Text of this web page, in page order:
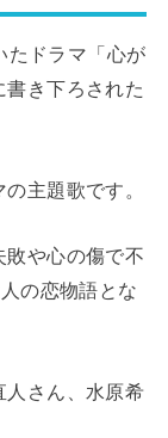
たドラマ「心が
き下ろされた
主題歌です。
敗や心の傷で不
の恋物語とな
人さん、水原希